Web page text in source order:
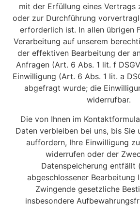
mit der Erfüllung eines Vertrags
oder zur Durchführung
erforderlich ist. In allen übrigen
Verarbeitung auf unserem
der effektiven Bearbeitung der
Anfragen (Art. 6 Abs. 1 lit. f
Einwilligung (Art. 6 Abs. 1 lit. a
abgefragt wurde; die
widerrufbar.
Die von Ihnen im
Daten verbleiben bei uns, bis Sie
auffordern, Ihre Einwilligung
widerrufen oder der
Datenspeicherung entfällt
abgeschlossener Bearbeitung
Zwingende gesetzliche
insbesondere